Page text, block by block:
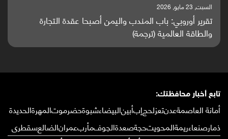
السبت, 23 مايو, 2026
تقرير أوروبي: باب المندب واليمن أصبحا عقدة التجارة
والطاقة العالمية (ترجمة)
تابع أخبار محافظتك:
أمانة العاصمةعدنتعزلحجإبأبينالبيضاءشبوةحضرموتالمهرةالحديدة
ذمارصنعاءريمةالمحويتحجةصعدةالجوفمأربعمرانالضالعسقطرى